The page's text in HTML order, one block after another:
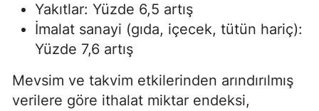
Yakıtlar: Yüzde 6,5 artış
İmalat sanayi (gıda, içecek, tütün hariç):
Yüzde 7,6 artış
Mevsim ve takvim etkilerinden arındırılmış
verilere göre ithalat miktar endeksi,